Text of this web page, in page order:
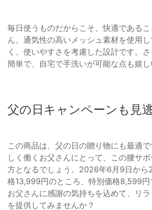
毎日使うものだからこそ、快適である
ん。通気性の高いメッシュ素材を使用し
く、使いやすさを考慮した設計です。
簡単で、自宅で手洗いが可能な点も嬉し
父の日キャンペーンも見
この商品は、父の日の贈り物にも最適
しく働くお父さんにとって、この腰サ
方となるでしょう。2026年6月9日から
格13,999円のところ、特別価格8,599円
お父さんに感謝の気持ちを込めて、リ
を提供してみませんか？